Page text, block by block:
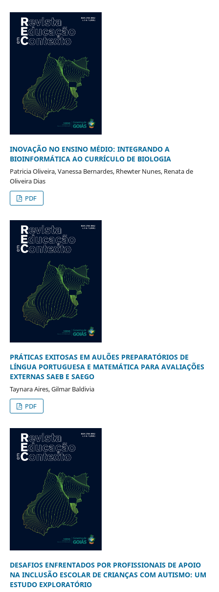
INOVAÇÃO NO ENSINO MÉDIO: INTEGRANDO A
BIOINFORMÁTICA AO CURRÍCULO DE BIOLOGIA
Patricia Oliveira, Vanessa Bernardes, Rhewter Nunes, Renata de
Oliveira Dias
PDF
PRÁTICAS EXITOSAS EM AULÕES PREPARATÓRIOS DE
LÍNGUA PORTUGUESA E MATEMÁTICA PARA AVALIAÇÕES
EXTERNAS SAEB E SAEGO
Taynara Aires, Gilmar Baldivia
PDF
DESAFIOS ENFRENTADOS POR PROFISSIONAIS DE APOIO
NA INCLUSÃO ESCOLAR DE CRIANÇAS COM AUTISMO: UM
ESTUDO EXPLORATÓRIO